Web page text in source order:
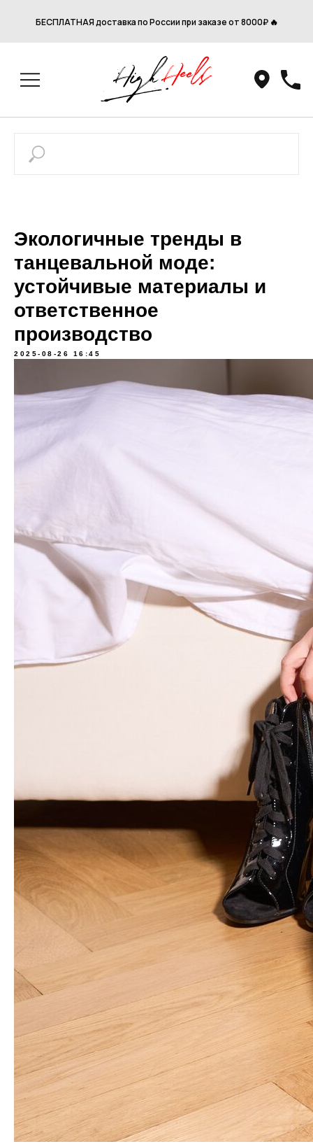
БЕСПЛАТНАЯ доставка по России при заказе от 8000₽ 🔥
Экологичные тренды в
танцевальной моде:
устойчивые материалы и
ответственное
производство
2025-08-26 16:45